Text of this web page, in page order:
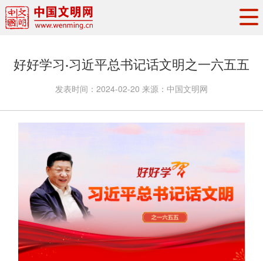
权威发布
资讯联播
地方交流
文明培育
文明实践
文明创建
文明之光
文明影音 文明矩阵
好好学习·习近平总书记话文明之一六五五
发表时间： 2024-02-20 来源： 中国文明网